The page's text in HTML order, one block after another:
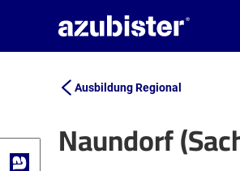
Ausbildung Regional
Naundorf